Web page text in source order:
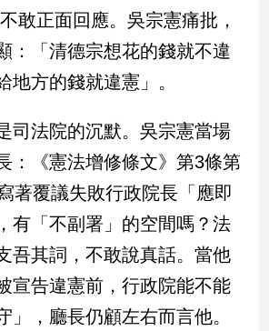
敢正面回應。吳宗憲痛批，
：「清德宗想花的錢就不違
地方的錢就違憲」。
司法院的沉默。吳宗憲當場
：《憲法增修條文》第3條第
著覆議失敗行政院長「應即
有「不副署」的空間嗎？法
吾其詞，不敢說真話。當他
宣告違憲前，行政院能不能
」，廳長仍顧左右而言他。